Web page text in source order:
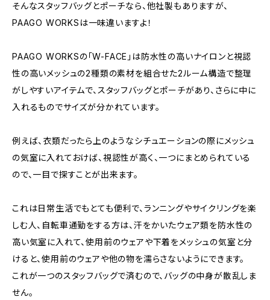
そんなスタッフバッグとポーチなら、他社製もありますが、
PAAGO WORKSは一味違いますよ！
PAAGO WORKSの「W-FACE」は防水性の高いナイロンと視認
性の高いメッシュの2種類の素材を組合せた2ルーム構造で整理
がしやすいアイテムで、スタッフバッグとポーチがあり、さらに中に
入れるものでサイズが分かれています。
例えば、衣類だったら上のようなシチュエーションの際にメッシュ
の気室に入れておけば、視認性が高く、一つにまとめられている
ので、一目で探すことが出来ます。
これは日常生活でもとても便利で、ランニングやサイクリングを楽
しむ人、自転車通勤をする方は、汗をかいたウェア類を防水性の
高い気室に入れて、使用前のウェアや下着をメッシュの気室と分
けると、使用前のウェアや他の物を濡らさないようにできます。
これが一つのスタッフバッグで済むので、バッグの中身が散乱しま
せん。